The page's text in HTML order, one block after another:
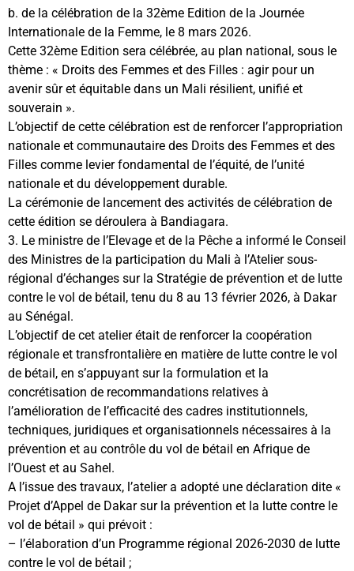
b. de la célébration de la 32ème Edition de la Journée
Internationale de la Femme, le 8 mars 2026.
Cette 32ème Edition sera célébrée, au plan national, sous le
thème : « Droits des Femmes et des Filles : agir pour un
avenir sûr et équitable dans un Mali résilient, unifié et
souverain ».
L’objectif de cette célébration est de renforcer l’appropriation
nationale et communautaire des Droits des Femmes et des
Filles comme levier fondamental de l’équité, de l’unité
nationale et du développement durable.
La cérémonie de lancement des activités de célébration de
cette édition se déroulera à Bandiagara.
3. Le ministre de l’Elevage et de la Pêche a informé le Conseil
des Ministres de la participation du Mali à l’Atelier sous-
régional d’échanges sur la Stratégie de prévention et de lutte
contre le vol de bétail, tenu du 8 au 13 février 2026, à Dakar
au Sénégal.
L’objectif de cet atelier était de renforcer la coopération
régionale et transfrontalière en matière de lutte contre le vol
de bétail, en s’appuyant sur la formulation et la
concrétisation de recommandations relatives à
l’amélioration de l’efficacité des cadres institutionnels,
techniques, juridiques et organisationnels nécessaires à la
prévention et au contrôle du vol de bétail en Afrique de
l’Ouest et au Sahel.
A l’issue des travaux, l’atelier a adopté une déclaration dite «
Projet d’Appel de Dakar sur la prévention et la lutte contre le
vol de bétail » qui prévoit :
– l’élaboration d’un Programme régional 2026-2030 de lutte
contre le vol de bétail ;